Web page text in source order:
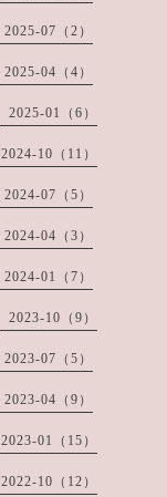
2025-07（2）
2025-04（4）
2025-01（6）
2024-10（11）
2024-07（5）
2024-04（3）
2024-01（7）
2023-10（9）
2023-07（5）
2023-04（9）
2023-01（15）
2022-10（12）